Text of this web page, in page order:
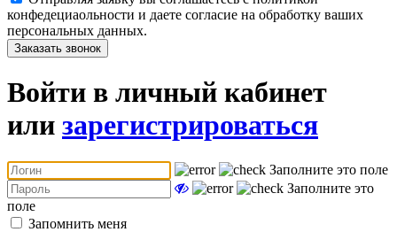
конфедециаольности и даете согласие на обработку ваших
персональных данных.
Заказать звонок
Войти в личный кабинет
или зарегистрироваться
Заполните это поле
Заполните это
поле
Запомнить меня